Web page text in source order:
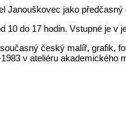
Janouškovec jako
10 do 17 hodin. Vstupné je v
český malíř, grafik,
v ateliéru